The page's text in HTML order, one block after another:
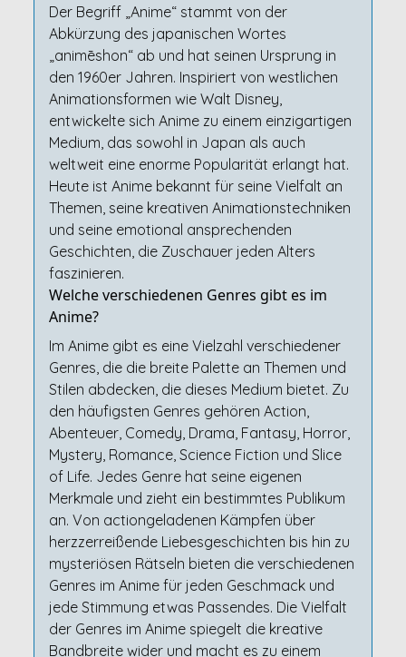
Der Begriff „Anime“ stammt von der
Abkürzung des japanischen Wortes
„animēshon“ ab und hat seinen Ursprung in
den 1960er Jahren. Inspiriert von westlichen
Animationsformen wie Walt Disney,
entwickelte sich Anime zu einem einzigartigen
Medium, das sowohl in Japan als auch
weltweit eine enorme Popularität erlangt hat.
Heute ist Anime bekannt für seine Vielfalt an
Themen, seine kreativen Animationstechniken
und seine emotional ansprechenden
Geschichten, die Zuschauer jeden Alters
faszinieren.
Welche verschiedenen Genres gibt es im
Anime?
Im Anime gibt es eine Vielzahl verschiedener
Genres, die die breite Palette an Themen und
Stilen abdecken, die dieses Medium bietet. Zu
den häufigsten Genres gehören Action,
Abenteuer, Comedy, Drama, Fantasy, Horror,
Mystery, Romance, Science Fiction und Slice
of Life. Jedes Genre hat seine eigenen
Merkmale und zieht ein bestimmtes Publikum
an. Von actiongeladenen Kämpfen über
herzzerreißende Liebesgeschichten bis hin zu
mysteriösen Rätseln bieten die verschiedenen
Genres im Anime für jeden Geschmack und
jede Stimmung etwas Passendes. Die Vielfalt
der Genres im Anime spiegelt die kreative
Bandbreite wider und macht es zu einem